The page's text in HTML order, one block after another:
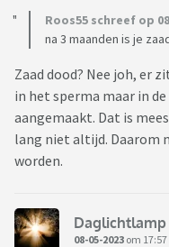
Roos55 schreef op
na 3 maanden is je
Zaad dood? Nee joh, er
in het sperma maar in
aangemaakt. Dat is
lang niet altijd. Daarom
worden.
Daglichtlamp
08-05-2023 om 17:57